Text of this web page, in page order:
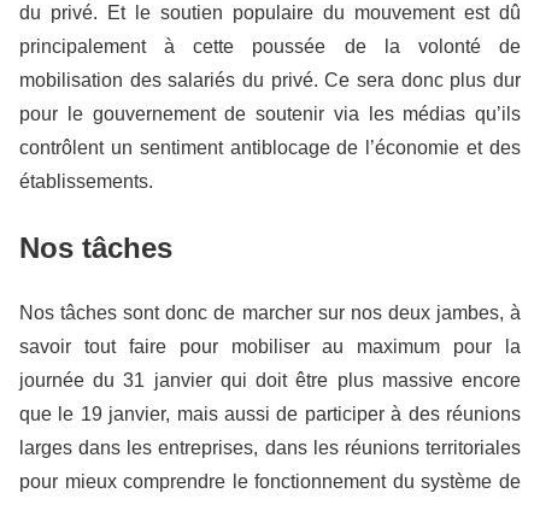
du privé. Et le soutien populaire du mouvement est dû
principalement à cette poussée de la volonté de
mobilisation des salariés du privé. Ce sera donc plus dur
pour le gouvernement de soutenir via les médias qu’ils
contrôlent un sentiment antiblocage de l’économie et des
établissements.
Nos tâches
Nos tâches sont donc de marcher sur nos deux jambes, à
savoir tout faire pour mobiliser au maximum pour la
journée du 31 janvier qui doit être plus massive encore
que le 19 janvier, mais aussi de participer à des réunions
larges dans les entreprises, dans les réunions territoriales
pour mieux comprendre le fonctionnement du système de